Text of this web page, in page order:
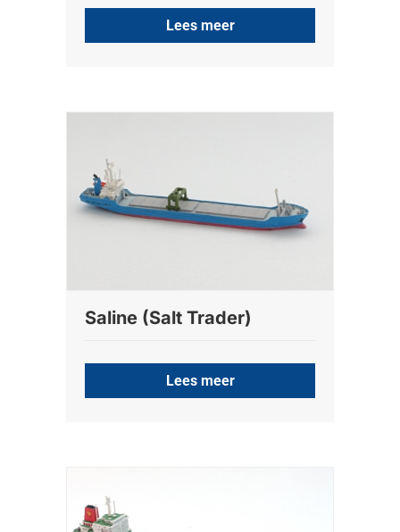
Lees meer
Saline (Salt Trader)
Lees meer